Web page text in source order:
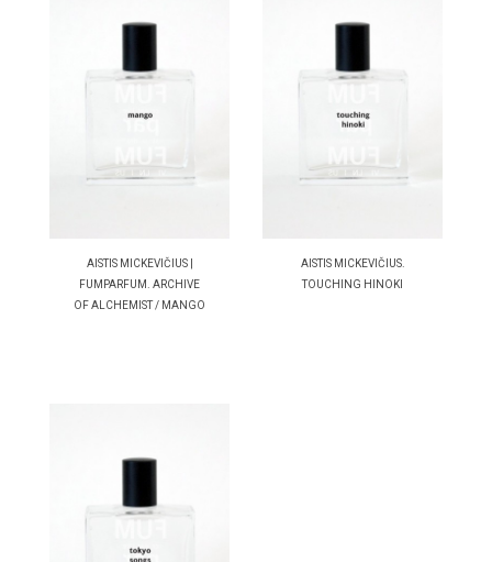
AISTIS MICKEVIČIUS |
FUMPARFUM. ARCHIVE
OF ALCHEMIST / MANGO
AISTIS MICKEVIČIUS.
TOUCHING HINOKI